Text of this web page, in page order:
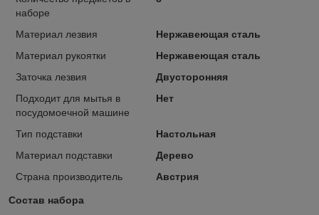
наборе
Материал лезвия
Нержавеющая сталь
Материал рукоятки
Нержавеющая сталь
Заточка лезвия
Двусторонняя
Подходит для мытья в
посудомоечной машине
Нет
Тип подставки
Настольная
Материал подставки
Дерево
Страна производитель
Австрия
Состав набора